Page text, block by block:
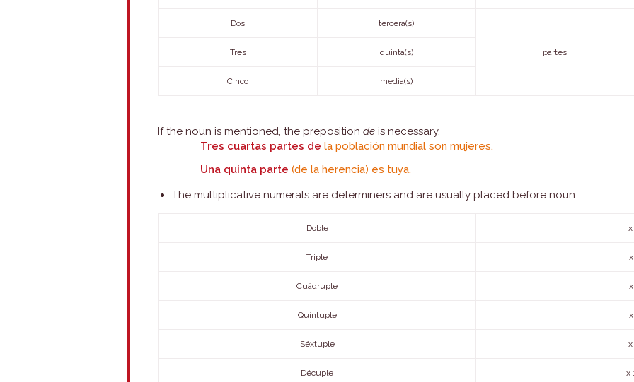
Dos tercera(s)
partes
Tres quinta(s)
Cinco media(s)
If the noun is mentioned, the prepositionde is necessary.
Tres cuartas partes de la población mundial son mujeres.
Una quinta parte(de la herencia) es tuya.
The multiplicative numerals are determiners and are usually placed before noun.
Doble x
Triple
Cuádruple
Quíntuple
Séxtuple x
Décuple x